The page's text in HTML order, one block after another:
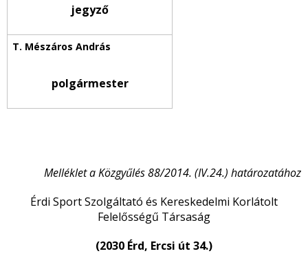
jegyző
polgármester
Melléklet a Közgyűlés 88/2014. (IV.24.) határozatához
Érdi Sport Szolgáltató és Kereskedelmi Korlátolt
Felelősségű Társaság
(2030 Érd, Ercsi út 34.)